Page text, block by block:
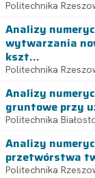
Politechnika
Analizy
wytwarzania
kszt...
Politechnika
Analizy
gruntowe przy
Politechnika
Analizy
przetwórstwa
Politechnika